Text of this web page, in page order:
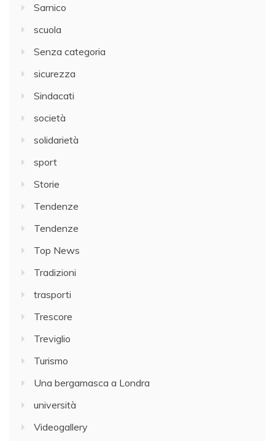
Sarnico
scuola
Senza categoria
sicurezza
Sindacati
società
solidarietà
sport
Storie
Tendenze
Tendenze
Top News
Tradizioni
trasporti
Trescore
Treviglio
Turismo
Una bergamasca a Londra
università
Videogallery